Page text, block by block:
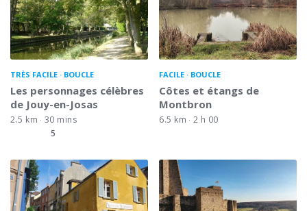
TRÈS FACILE BOUCLE
Les personnages célèbres
de Jouy-en-Josas
2.5 km
30 mins
5
FACILE BOUCLE
Côtes et étangs de
Montbron
6.5 km 2 h 00